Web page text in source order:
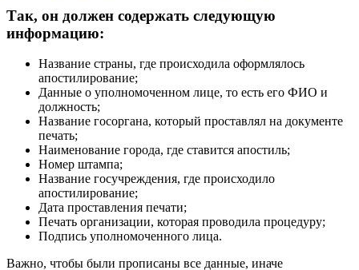
Так, он должен содержать следующую
информацию:
Название страны, где происходила оформлялось
апостилирование;
Данные о уполномоченном лице, то есть его ФИО и
должность;
Название госоргана, который проставлял на документе
печать;
Наименование города, где ставится апостиль;
Номер штампа;
Название госучреждения, где происходило
апостилирование;
Дата проставления печати;
Печать организации, которая проводила процедуру;
Подпись уполномоченного лица.
Важно, чтобы были прописаны все данные, иначе